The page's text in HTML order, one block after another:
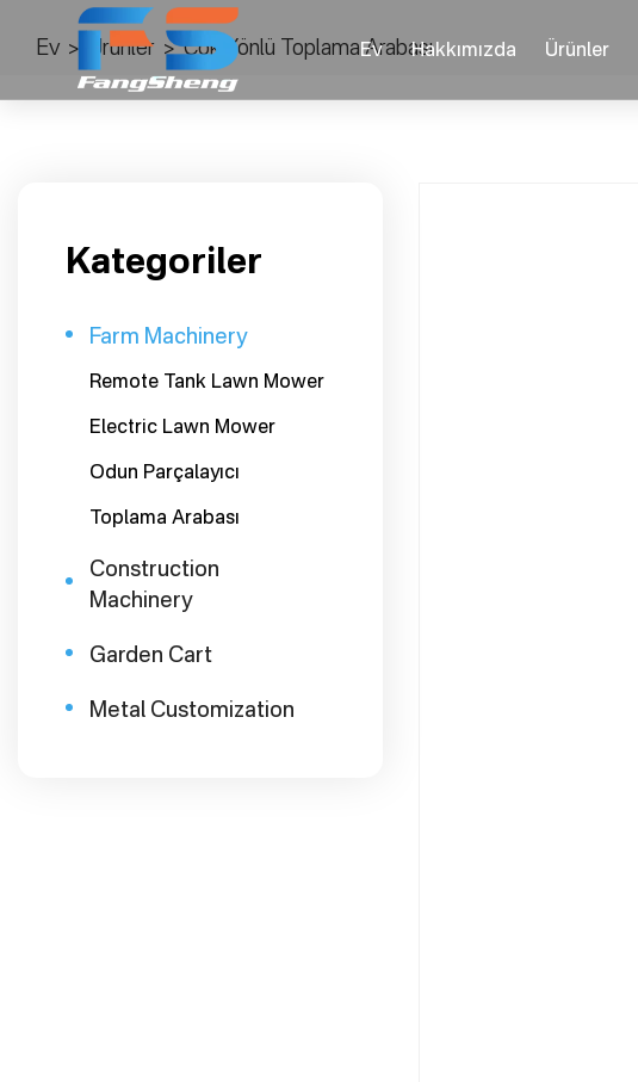
Ev Hakkımızda Ürünler
Ev > Ürünler > Çok Yönlü Toplama Arabası
Kategoriler
Farm Machinery
Remote Tank Lawn Mower
Electric Lawn Mower
Odun Parçalayıcı
Toplama Arabası
Construction
Machinery
Garden Cart
Metal Customization